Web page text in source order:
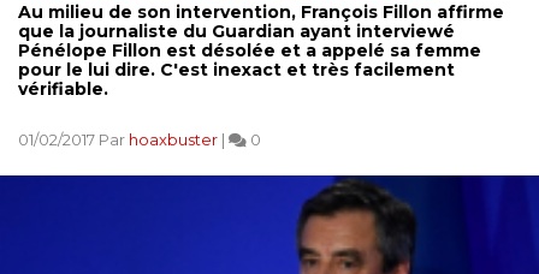
Au milieu de son intervention, François Fillon affirme
que la journaliste du Guardian ayant interviewé
Pénélope Fillon est désolée et a appelé sa femme
pour le lui dire. C'est inexact et très facilement
vérifiable.
01/02/2017 Par hoaxbuster | 0